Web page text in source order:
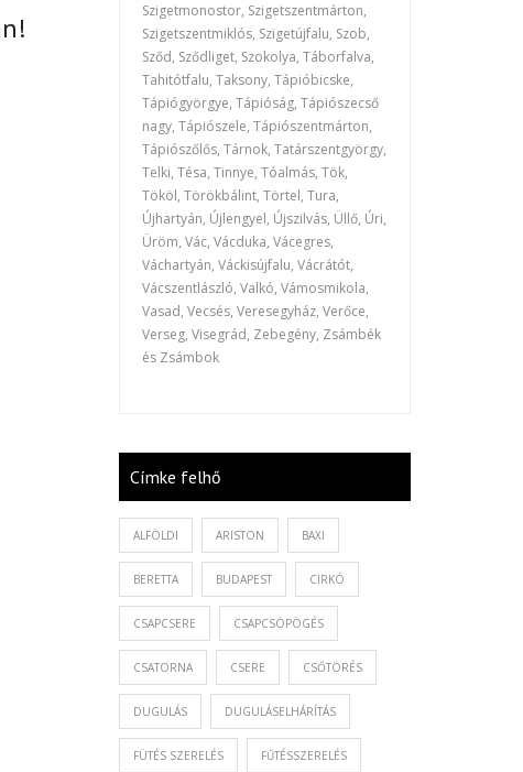
Szigetmonostor, Szigetszentmárton,
Szigetszentmiklós, Szigetújfalu, Szob,
Sződ, Sződliget, Szokolya, Táborfalva,
Tahitótfalu, Taksony, Tápióbicske,
Tápiógyörgye, Tápióság, Tápiószecső
nagy, Tápiószele, Tápiószentmárton,
Tápiószőlős, Tárnok, Tatárszentgyörgy,
Telki, Tésa, Tinnye, Tóalmás, Tök,
Tököl, Törökbálint, Törtel, Tura,
Újhartyán, Újlengyel, Újszilvás, Üllő, Úri,
Üröm, Vác, Vácduka, Vácegres,
Váchartyán, Váckisújfalu, Vácrátót,
Vácszentlászló, Valkó, Vámosmikola,
Vasad, Vecsés, Veresegyház, Verőce,
Verseg, Visegrád, Zebegény, Zsámbék
és Zsámbok
Címke felhő
ALFÖLDI ARISTON BAXI
BERETTA BUDAPEST CIRKÓ
CSAPCSERE CSAPCSÖPÖGÉS
CSATORNA CSERE CSŐTÖRÉS
DUGULÁS DUGULÁSELHÁRÍTÁS
FÜTÉS SZERELÉS FŰTÉSSZERELÉS